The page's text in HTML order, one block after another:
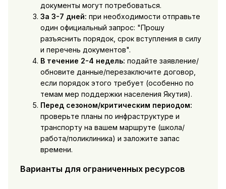
документы могут потребоваться.
За 3-7 дней: при необходимости отправьте
один официальный запрос: "Прошу
разъяснить порядок, срок вступления в силу
и перечень документов".
В течение 2-4 недель: подайте заявление/
обновите данные/перезаключите договор,
если порядок этого требует (особенно по
темам мер поддержки населения Якутия).
Перед сезоном/критическим периодом:
проверьте планы по инфраструктуре и
транспорту на вашем маршруте (школа/
работа/поликлиника) и заложите запас
времени.
Варианты для ограниченных ресурсов